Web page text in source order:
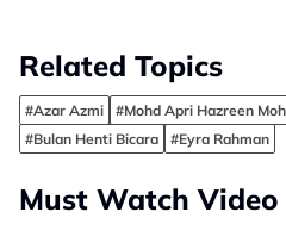
Related Topics
#Azar Azmi #Mohd Apri Hazreen
#Bulan Henti Bicara
#Eyra Rahman
Must Watch Video